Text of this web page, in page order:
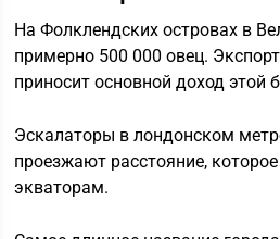
На Фолклендских островах в
примерно 500 000 овец.
приносит основной доход этой
Эскалаторы в лондонском
проезжают расстояние,
экваторам.